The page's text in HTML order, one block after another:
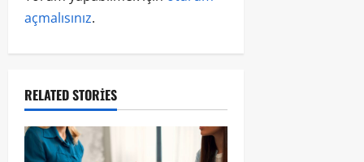
açmalısınız.
RELATED STORIES